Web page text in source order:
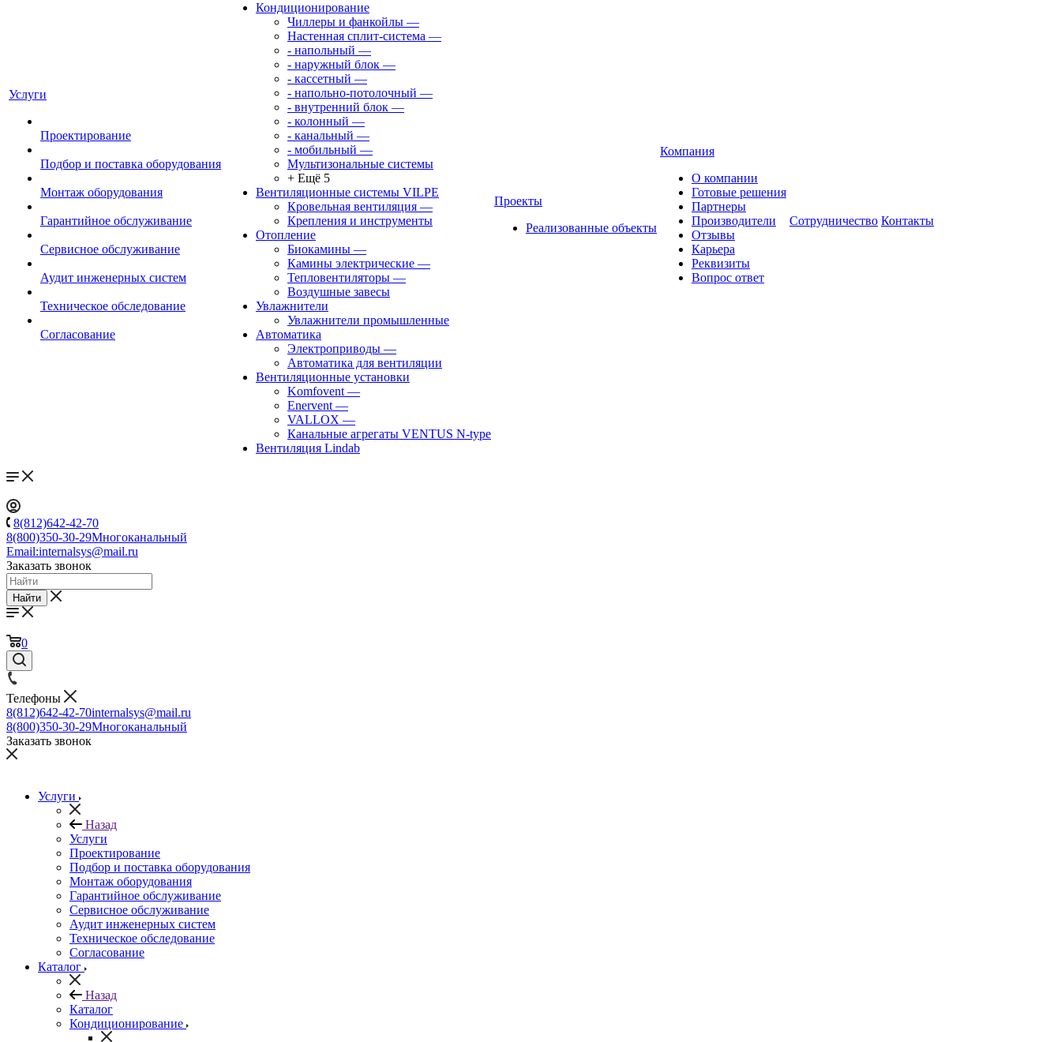
Услуги
Проектирование
Подбор и поставка оборудования
Монтаж оборудования
Гарантийное обслуживание
Сервисное обслуживание
Аудит инженерных систем
Техническое обследование
Согласование
Кондиционирование
Чиллеры и фанкойлы —
Настенная сплит-система —
- напольный —
- наружный блок —
- кассетный —
- напольно-потолочный —
- внутренний блок —
- колонный —
- канальный —
- мобильный —
Мультизональные системы
+ Ещё 5
Вентиляционные системы VILPE
Кровельная вентиляция —
Крепления и инструменты
Отопление
Биокамины —
Камины электрические —
Тепловентиляторы —
Воздушные завесы
Увлажнители
Увлажнители промышленные
Автоматика
Электроприводы —
Автоматика для вентиляции
Вентиляционные установки
Komfovent —
Enervent —
VALLOX —
Канальные агрегаты VENTUS N-type
Вентиляция Lindab
Проекты
Реализованные объекты
Компания
О компании
Готовые решения
Партнеры
Производители
Отзывы
Карьера
Реквизиты
Вопрос ответ
Сотрудничество Контакты
8(812)642-42-70
8(800)350-30-29Многоканальный
Email:internalsys@mail.ru
Заказать звонок
Найти
0
Телефоны
8(812)642-42-70internalsys@mail.ru
8(800)350-30-29Многоканальный
Заказать звонок
Услуги
Назад
Услуги
Проектирование
Подбор и поставка оборудования
Монтаж оборудования
Гарантийное обслуживание
Сервисное обслуживание
Аудит инженерных систем
Техническое обследование
Согласование
Каталог
Назад
Каталог
Кондиционирование